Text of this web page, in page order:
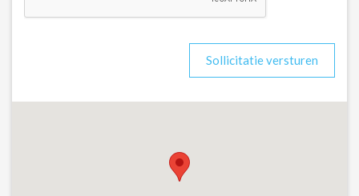
Sollicitatie versturen